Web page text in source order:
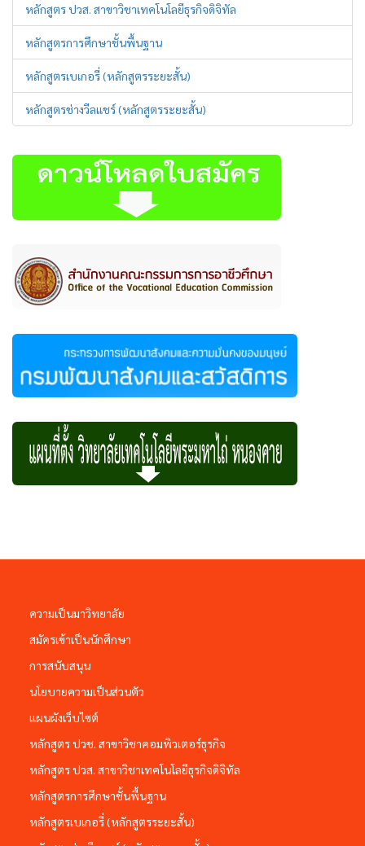
หลักสูตร ปวส. สาขาวิชาเทคโนโลยีธุรกิจดิจิทัล
หลักสูตรการศึกษาชั้นพื้นฐาน
หลักสูตรเบเกอรี่ (หลักสูตรระยะสั้น)
หลักสูตรช่างวีลแชร์ (หลักสูตรระยะสั้น)
ความเป็นมาวิทยาลัย
สมัครเข้าเป็นนักศึกษา
การสนับสนุน
นโยบายความเป็นส่วนตัว
แผนผังเว็บไซต์
หลักสูตร ปวช. สาขาวิชาคอมพิวเตอร์ธุรกิจ
หลักสูตร ปวส. สาขาวิชาเทคโนโลยีธุรกิจดิจิทัล
หลักสูตรการศึกษาชั้นพื้นฐาน
หลักสูตรเบเกอรี่ (หลักสูตรระยะสั้น)